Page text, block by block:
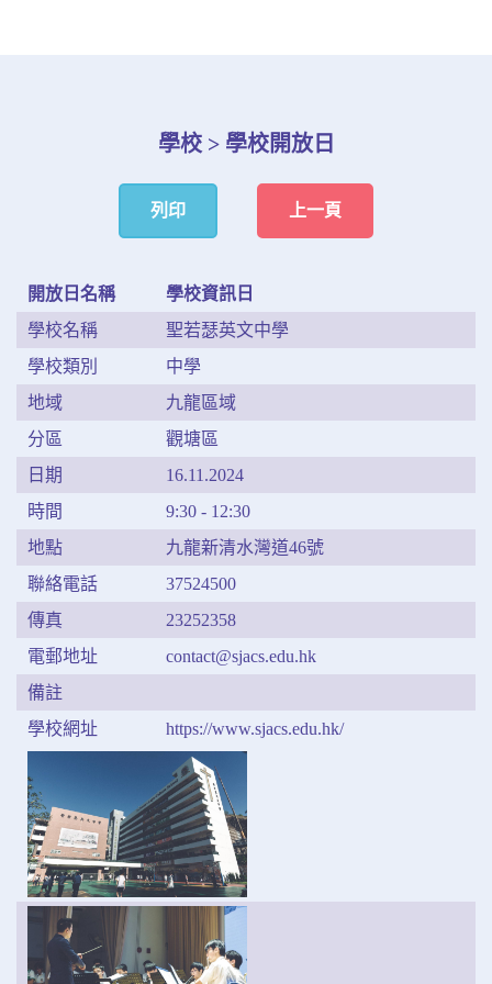
學校 > 學校開放日
列印 上一頁
開放日名稱
學校資訊日
學校名稱
聖若瑟英文中學
學校類別
中學
地域
九龍區域
分區
觀塘區
日期
16.11.2024
時間
9:30 - 12:30
地點
九龍新清水灣道46號
聯絡電話
37524500
傳真
23252358
電郵地址
contact@sjacs.edu.hk
備註
學校網址
https://www.sjacs.edu.hk/